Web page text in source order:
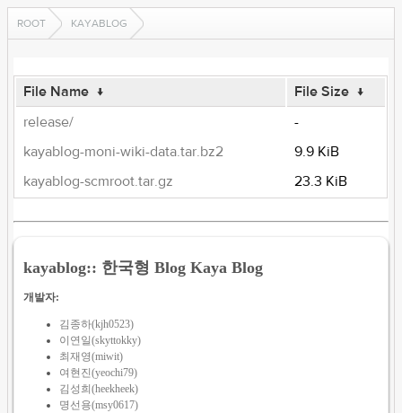
ROOT KAYABLOG
File Name ↓ File Size ↓
release/
-
kayablog-moni-wiki-data.tar.bz2
9.9 KiB
kayablog-scmroot.tar.gz
23.3 KiB
kayablog:: 한국형 Blog Kaya Blog
개발자:
김종하(kjh0523)
이연일(skyttokky)
최재영(miwit)
여현진(yeochi79)
김성희(heekheek)
명선용(msy0617)